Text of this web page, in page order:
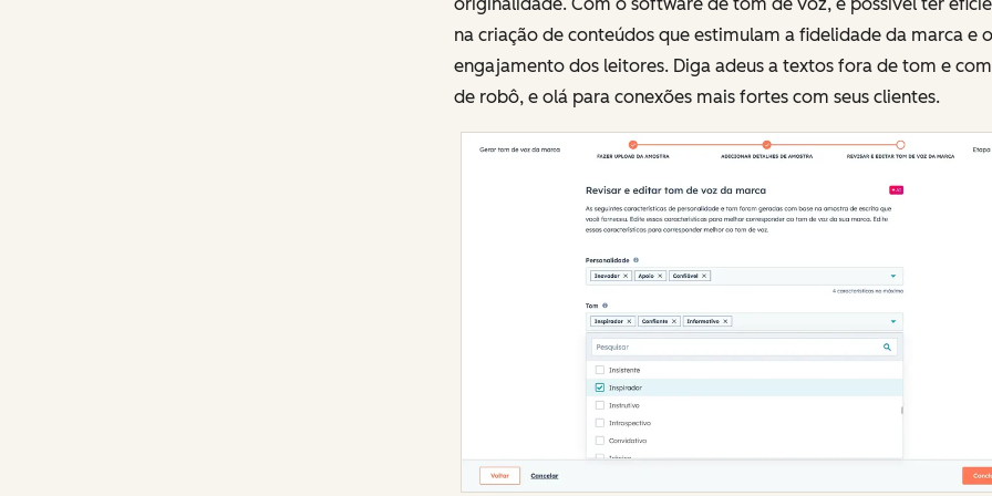
na criação de conteúdos que estimulam a fidelidade da marca e o
engajamento dos leitores. Diga adeus a textos fora de tom e
de robô, e olá para conexões mais fortes com seus clientes.